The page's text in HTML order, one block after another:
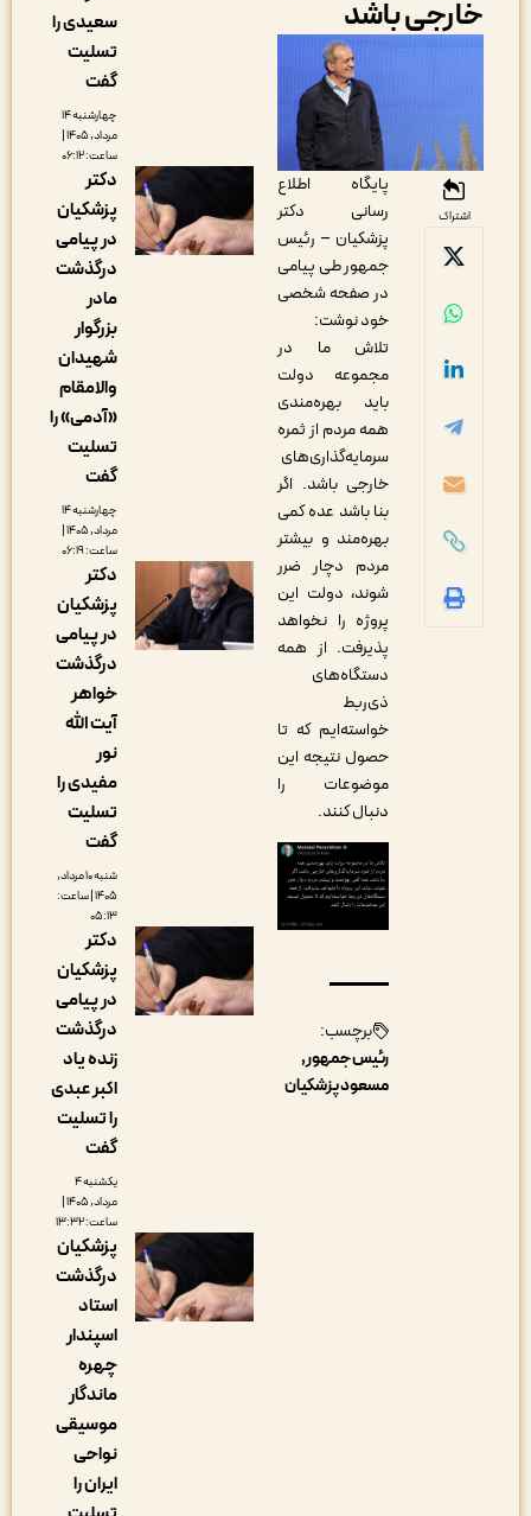
باشد
‏پایگاه اطلاع
رسانی دکتر
پزشکیان – رئیس
جمهور طی پیامی
در صفحه شخصی
خود نوشت:
تلاش ما در
مجموعه دولت
باید بهره‌مندی
همه مردم از ثمره
سرمایه‌گذاری‌های
خارجی باشد. اگر
بنا باشد عده کمی
بهره‌مند و بیشتر
مردم دچار ضرر
شوند، دولت این
پروژه را نخواهد
پذیرفت. از همه
دستگاه‌های
خواسته‌ایم که تا
حصول نتیجه این‌
موضوعات را
دنبال کنند.
برچسب:
رئیس جمهور
مسعود پزشکیان
سعیدی را
چهارشنبه ۱۴
مرداد, ۱۴۰۵ |
دکتر
پزشکیان
در پیامی
درگذشت
شهیدان
والامقام
«آدمی» را
چهارشنبه ۱۴
مرداد, ۱۴۰۵ |
دکتر
پزشکیان
در پیامی
درگذشت
مفیدی را
شنبه ۱۰ مرداد,
۱۴۰۵ | ساعت:
دکتر
پزشکیان
در پیامی
درگذشت
زنده یاد
اکبر عبدی
را تسلیت
مرداد, ۱۴۰۵ |
پزشکیان
درگذشت
استاد
موسیقی